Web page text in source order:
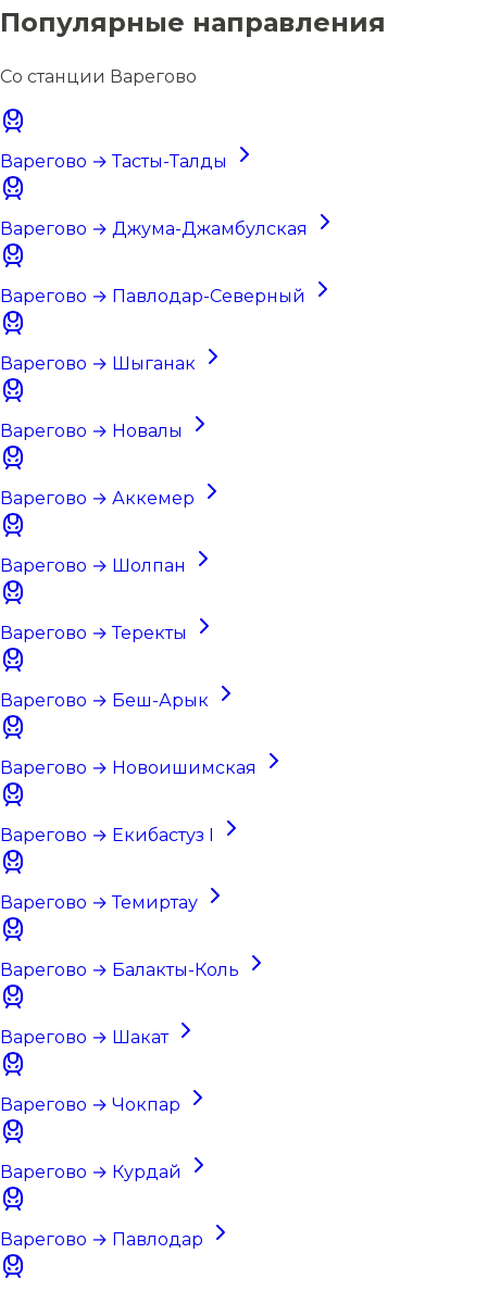
Популярные направления
Со станции Варегово
Варегово → Тасты-Талды
Варегово → Джума-Джамбулская
Варегово → Павлодар-Северный
Варегово → Шыганак
Варегово → Новалы
Варегово → Аккемер
Варегово → Шолпан
Варегово → Теректы
Варегово → Беш-Арык
Варегово → Новоишимская
Варегово → Екибастуз I
Варегово → Темиртау
Варегово → Балакты-Коль
Варегово → Шакат
Варегово → Чокпар
Варегово → Курдай
Варегово → Павлодар